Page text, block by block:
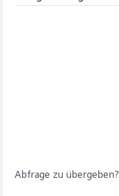
Abfrage zu übergeben?